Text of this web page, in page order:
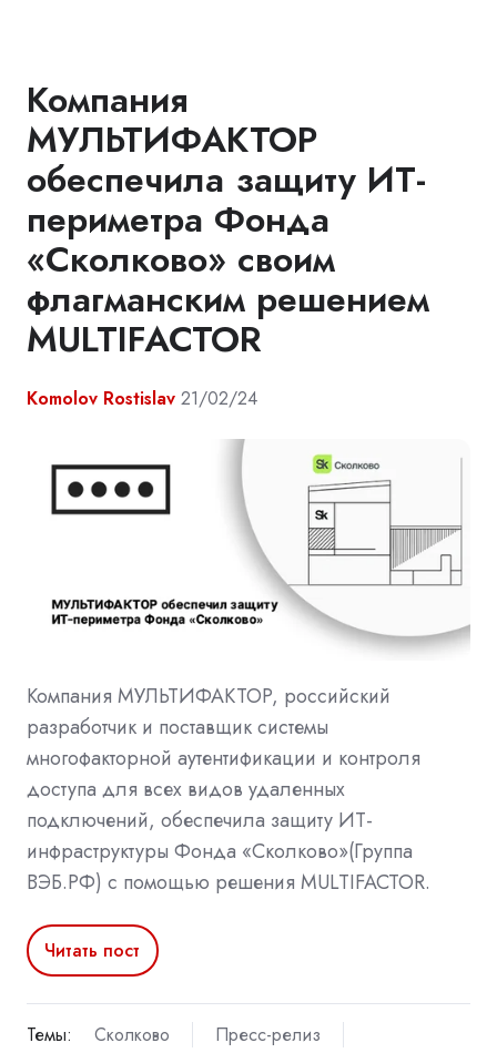
Компания
МУЛЬТИФАКТОР
обеспечила защиту ИТ-
периметра Фонда
«Сколково» своим
флагманским решением
MULTIFACTOR
Komolov Rostislav 21/02/24
Компания МУЛЬТИФАКТОР, российский
разработчик и поставщик системы
многофакторной аутентификации и контроля
доступа для всех видов удаленных
подключений, обеспечила защиту ИТ-
инфраструктуры Фонда «Сколково»(Группа
ВЭБ.РФ) с помощью решения MULTIFACTOR.
Читать пост
Темы: Сколково
Пресс-релиз